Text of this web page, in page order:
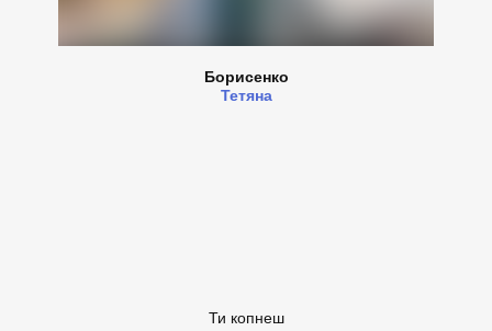
Борисенко
Тетяна
Ти копнеш